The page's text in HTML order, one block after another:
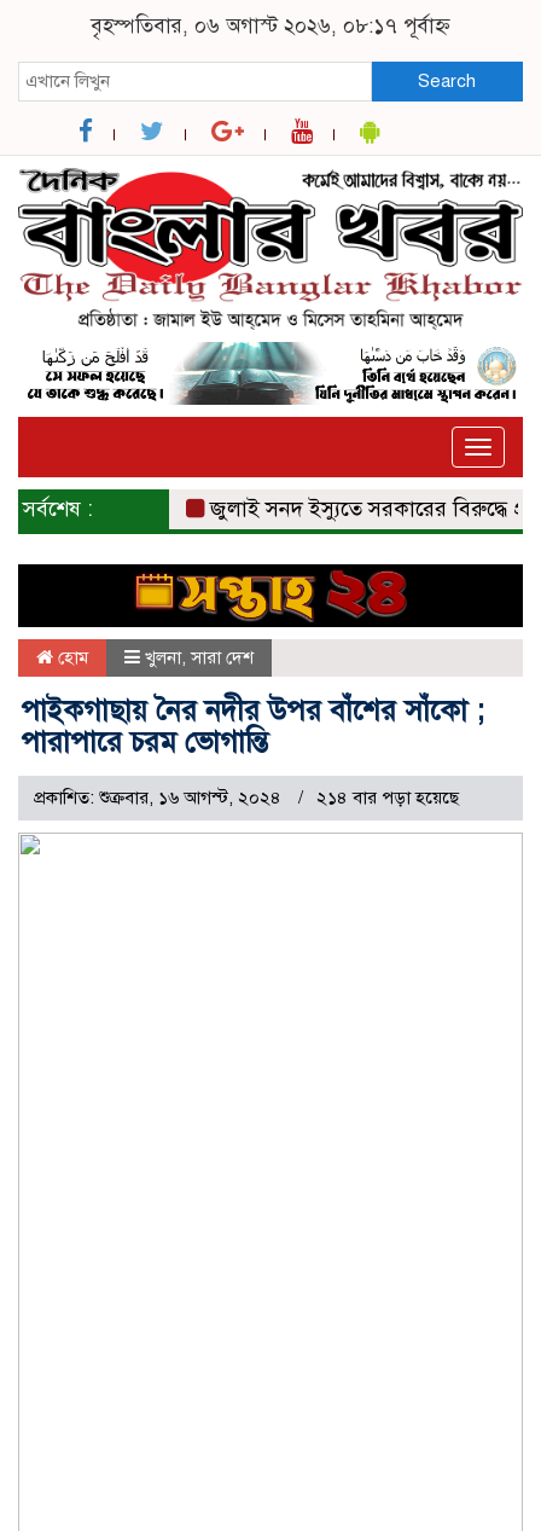
বৃহস্পতিবার, ০৬ অগাস্ট ২০২৬, ০৮:১৭ পূর্বাহ্ন
Search
Toggle
সর্বশেষ : জুলাই সনদ ইস্যুতে সরকারের বিরুদ্ধে
হোম খুলনা,সারা দেশ
পাইকগাছায় নৈর নদীর উপর বাঁশের সাঁকো ;
পারাপারে চরম ভোগান্তি
প্রকাশিত: শুক্রবার, ১৬ আগস্ট, ২০২৪ ২১৪ বার পড়া হয়েছে